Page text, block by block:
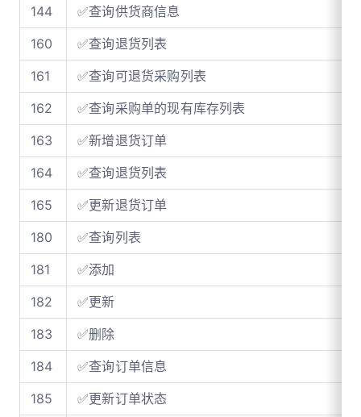
144
✅查询供货商信息
160
✅查询退货列表
161
✅查询可退货采购列表
162
✅查询采购单的现有库存列表
163
✅新增退货订单
164
✅查询退货列表
165
✅更新退货订单
180
✅查询列表
181
✅添加
182
✅更新
183
✅删除
184
✅查询订单信息
185
✅更新订单状态